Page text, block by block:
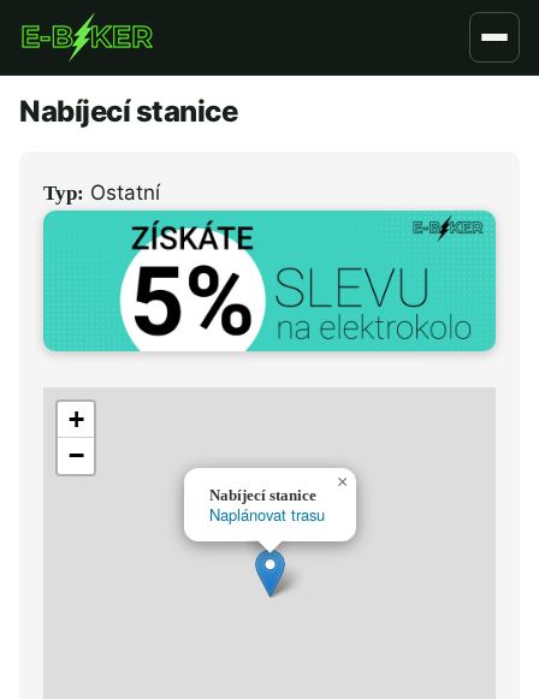
obsahu
Nabíjecí stanice
Typ: Ostatní
Nabíjecí stanice
Naplánovat trasu
×
+
−